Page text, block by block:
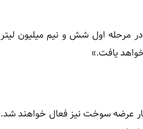
مرحله اول شش و نیم میلیون لیتر
یافت.»
عرضه سوخت نیز فعال خواهند شد.